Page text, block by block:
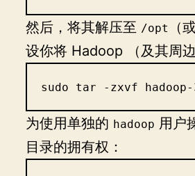
然后，将其解压至 /opt
（
设你将 Hadoop （及其周
sudo tar -zxvf
为使用单独的 hadoop 用户
目录的拥有权：